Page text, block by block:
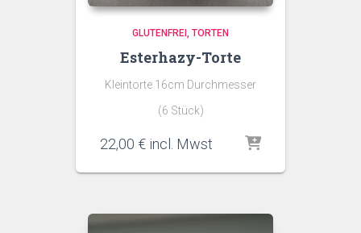
GLUTENFREI TORTEN
Esterhazy-Torte
Kleintorte 16cm Durchmesser
(6 Stück)
22,00 € incl. Mwst